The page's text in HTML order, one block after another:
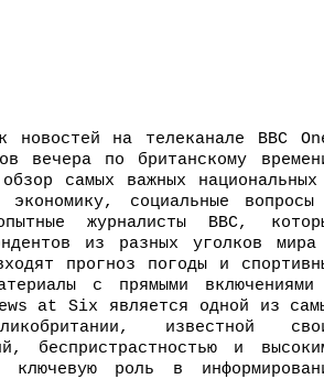
на телеканале BBC
вечера по британскому
самых важных
социальные
журналисты BBC,
из разных уголков
прогноз погоды и
с прямыми
at Six является одной из
известной
беспристрастностью и
ключевую роль в